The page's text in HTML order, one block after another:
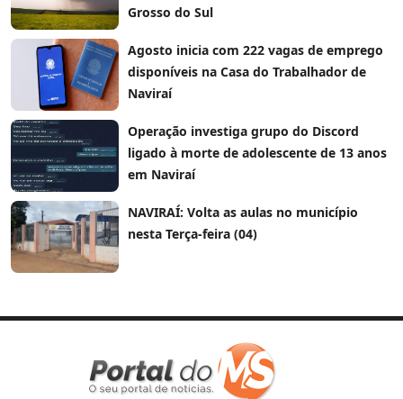
Grosso do Sul
Agosto inicia com 222 vagas de emprego
disponíveis na Casa do Trabalhador de
Naviraí
Operação investiga grupo do Discord
ligado à morte de adolescente de 13 anos
em Naviraí
NAVIRAÍ: Volta as aulas no município
nesta Terça-feira (04)